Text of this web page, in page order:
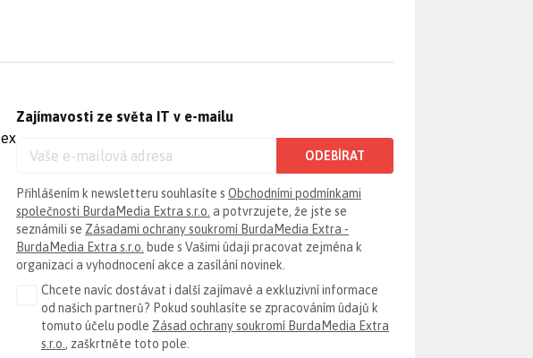
Zajímavosti ze světa IT v e-mailu
ODEBÍRAT
Přihlášením k newsletteru souhlasíte s Obchodními podmínkami
společnosti BurdaMedia Extra s.r.o. a potvrzujete, že jste se
seznámili se Zásadami ochrany soukromí BurdaMedia Extra -
BurdaMedia Extra s.r.o. bude s Vašimi údaji pracovat zejména k
organizaci a vyhodnocení akce a zasílání novinek.
Chcete navíc dostávat i další zajímavé a exkluzivní informace
od našich partnerů? Pokud souhlasíte se zpracováním údajů k
tomuto účelu podle Zásad ochrany soukromí BurdaMedia Extra
s.r.o. , zaškrtněte toto pole.